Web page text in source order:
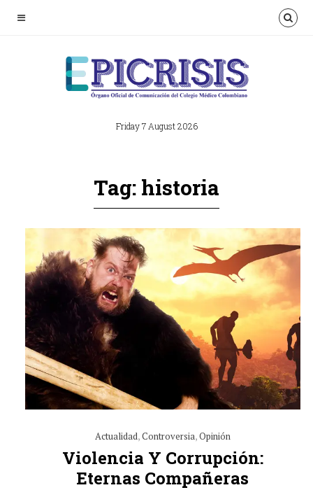
Friday 7 August 2026
Tag: historia
Actualidad,Controversia,Opinión
Violencia Y Corrupción:
Eternas Compañeras